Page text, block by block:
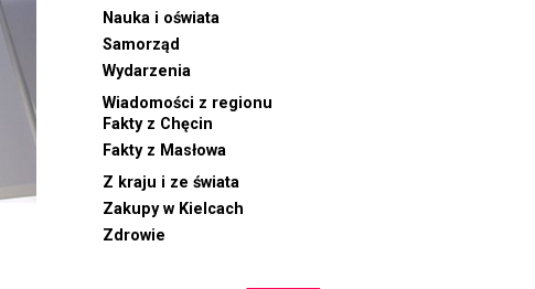
Nauka i oświata
Samorząd
Wydarzenia
Wiadomości z regionu
Fakty z Chęcin
Fakty z Masłowa
Z kraju i ze świata
Zakupy w Kielcach
Zdrowie